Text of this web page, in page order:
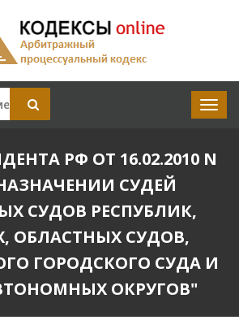
РФ ОТ 16.02.2010 N
СУДЕЙ
СУДОВ РЕСПУБЛИК,
ОБЛАСТНЫХ СУДОВ,
ГОРОДСКОГО СУДА И
ОКРУГОВ"